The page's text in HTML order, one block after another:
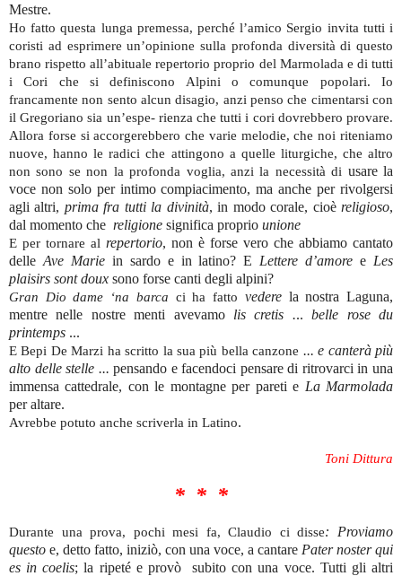
Mestre.
Ho fatto questa lunga premessa, perché l’amico Sergio invita tutti i
coristi ad esprimere un’opinione sulla profonda diversità di questo
brano rispetto all’abituale repertorio proprio del Marmolada e di tutti
i Cori che si definiscono Alpini o comunque popolari. Io
francamente non sento alcun disagio, anzi penso che cimentarsi con
il Gregoriano sia un’espe- rienza che tutti i cori dovrebbero provare.
Allora forse si accorgerebbero che varie melodie, che noi riteniamo
nuove, hanno le radici che attingono a quelle liturgiche, che altro
non sono se non la profonda voglia, anzi la necessità di usare la
voce non solo per intimo compiacimento, ma anche per rivolgersi
agli altri, prima fra tutti la divinità, in modo corale, cioèreligioso,
dal momento che religione significa proprio unione
E per tornare al repertorio, non è forse vero che abbiamo cantato
delle Ave Mariein sardo e in latino? E Lettere d’amore e Les
plaisirs sont doux sono forse canti degli alpini?
Gran Dio dame ‘na barca ci ha fatto vederela nostra Laguna,
mentre nelle nostre menti avevamo lis cretis ...belle rose du
printemps ...
E Bepi De Marzi ha scritto la sua più bella canzone ... e canterà più
alto delle stelle ... pensando e facendoci pensare di ritrovarci in una
immensa cattedrale, con le montagne per pareti e La Marmolada
per altare.
Avrebbe potuto anche scriverla in Latino.
Toni Dittura
* * *
Durante una prova, pochi mesi fa, Claudio ci disse: Proviamo
questo e, detto fatto, iniziò, con una voce, a cantare Pater noster qui
es in coelis; la ripeté e provò
subito con una voce. Tutti gli altri